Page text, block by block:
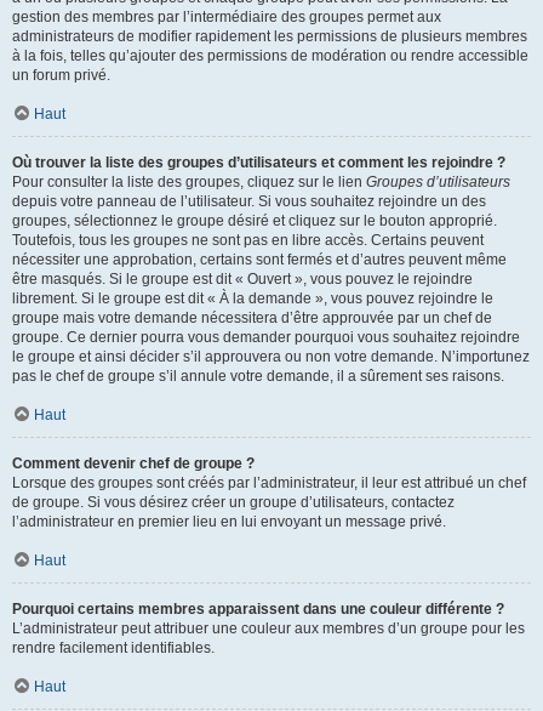
gestion des membres par l’intermédiaire des groupes permet aux
administrateurs de modifier rapidement les permissions de plusieurs membres
à la fois, telles qu’ajouter des permissions de modération ou rendre accessible
un forum privé.
Haut
Où trouver la liste des groupes d’utilisateurs et comment les rejoindre ?
Pour consulter la liste des groupes, cliquez sur le lien Groupes d’utilisateurs
depuis votre panneau de l’utilisateur. Si vous souhaitez rejoindre un des
groupes, sélectionnez le groupe désiré et cliquez sur le bouton approprié.
Toutefois, tous les groupes ne sont pas en libre accès. Certains peuvent
nécessiter une approbation, certains sont fermés et d’autres peuvent même
être masqués. Si le groupe est dit « Ouvert », vous pouvez le rejoindre
librement. Si le groupe est dit « À la demande », vous pouvez rejoindre le
groupe mais votre demande nécessitera d’être approuvée par un chef de
groupe. Ce dernier pourra vous demander pourquoi vous souhaitez rejoindre
le groupe et ainsi décider s’il approuvera ou non votre demande. N’importunez
pas le chef de groupe s’il annule votre demande, il a sûrement ses raisons.
Haut
Comment devenir chef de groupe ?
Lorsque des groupes sont créés par l’administrateur, il leur est attribué un chef
de groupe. Si vous désirez créer un groupe d’utilisateurs, contactez
l’administrateur en premier lieu en lui envoyant un message privé.
Haut
Pourquoi certains membres apparaissent dans une couleur différente ?
L’administrateur peut attribuer une couleur aux membres d’un groupe pour les
rendre facilement identifiables.
Haut